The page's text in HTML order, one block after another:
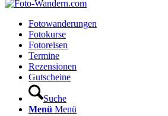
Fotowanderungen
Fotokurse
Fotoreisen
Termine
Rezensionen
Gutscheine
Suche
Menü Menü